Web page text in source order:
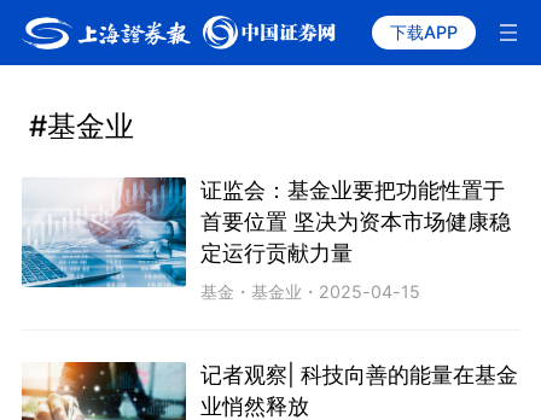
下载APP
#基金业
证监会：基金业要把功能性置于
首要位置 坚决为资本市场健康稳
定运行贡献力量
基金 ・基金业 ・ 2025-04-15
记者观察| 科技向善的能量在基金
业悄然释放